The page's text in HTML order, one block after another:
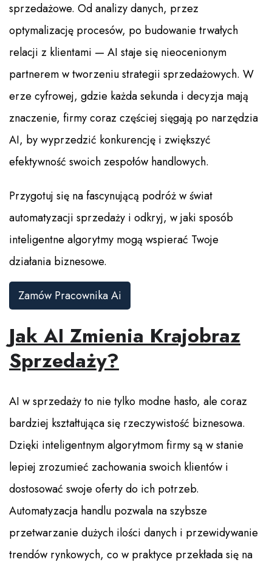
sprzedażowe. Od analizy danych, przez
optymalizację procesów, po budowanie trwałych
relacji z klientami — AI staje się nieocenionym
partnerem w tworzeniu strategii sprzedażowych. W
erze cyfrowej, gdzie każda sekunda i decyzja mają
znaczenie, firmy coraz częściej sięgają po narzędzia
AI, by wyprzedzić konkurencję i zwiększyć
efektywność swoich zespołów handlowych.
Przygotuj się na fascynującą podróż w świat
automatyzacji sprzedaży i odkryj, w jaki sposób
inteligentne algorytmy mogą wspierać Twoje
działania biznesowe.
Zamów Pracownika Ai
Jak AI Zmienia Krajobraz
Sprzedaży?
AI w sprzedaży to nie tylko modne hasło, ale coraz
bardziej kształtująca się rzeczywistość biznesowa.
Dzięki inteligentnym algorytmom firmy są w stanie
lepiej zrozumieć zachowania swoich klientów i
dostosować swoje oferty do ich potrzeb.
Automatyzacja handlu pozwala na szybsze
przetwarzanie dużych ilości danych i przewidywanie
trendów rynkowych, co w praktyce przekłada się na